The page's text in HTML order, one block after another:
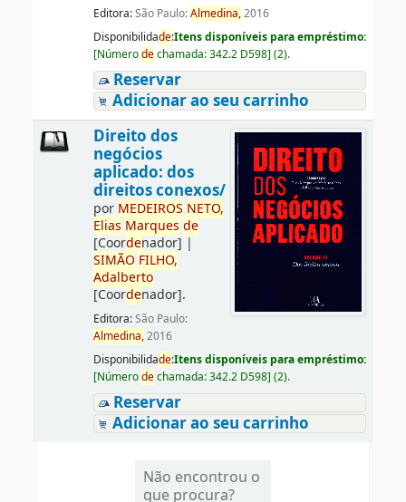
Editora:São Paulo:Almedina,2016
Disponibilidade:Itens disponíveis para empréstimo:
[Númerodechamada:342.2 D598] (2).
Reservar
Adicionar ao seu carrinho
Direito dos
negócios
aplicado: dos
direitos conexos/
por MEDEIROS NETO,
Elias Marques de
[Coordenador] |
SIMÃO FILHO,
Adalberto
[Coordenador].
Editora:São Paulo:
Almedina,2016
Disponibilidade:Itens disponíveis para empréstimo:
[Númerodechamada:342.2 D598] (2).
Reservar
Adicionar ao seu carrinho
Não encontrou o
que procura?